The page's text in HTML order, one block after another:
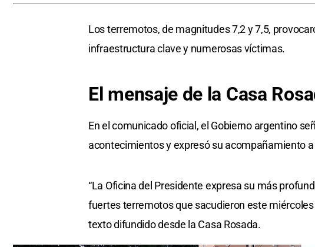
Los terremotos, de magnitudes 7,2 y 7,5,
infraestructura clave y numerosas víctimas.
El mensaje de la Casa
En el comunicado oficial, el Gobierno argentino
acontecimientos y expresó su acompañamiento
“La Oficina del Presidente expresa su más
fuertes terremotos que sacudieron este
texto difundido desde la Casa Rosada.